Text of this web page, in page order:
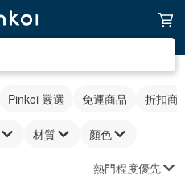
Pinkoi 嚴選 免運商品 折扣商
材質 顏色
熱門程度優先